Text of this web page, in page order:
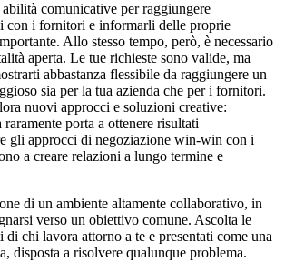
comunicative per raggiungere
con i fornitori e informarli delle proprie
Allo stesso tempo, però, è necessario
aperta. Le tue richieste sono valide, ma
abbastanza flessibile da raggiungere un
sia per la tua azienda che per i fornitori.
nuovi approcci e soluzioni creative:
raramente porta a ottenere risultati
gli approcci di negoziazione win-win con i
a creare relazioni a lungo termine e
di un ambiente altamente collaborativo, in
verso un obiettivo comune. Ascolta le
di chi lavora attorno a te e presentati come una
disposta a risolvere qualunque problema.